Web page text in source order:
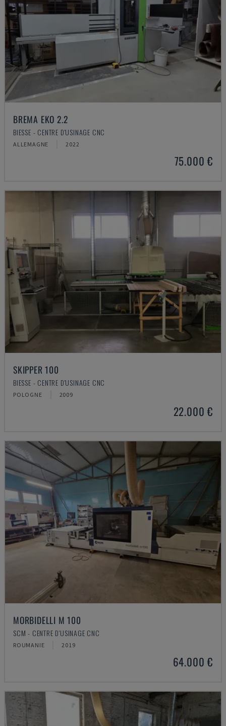
BREMA EKO 2.2
BIESSE - CENTRE D'USINAGE CNC
ALLEMAGNE 2022
75.000 €
SKIPPER 100
BIESSE - CENTRE D'USINAGE CNC
POLOGNE 2009
22.000 €
MORBIDELLI M 100
SCM - CENTRE D'USINAGE CNC
ROUMANIE 2019
64.000 €